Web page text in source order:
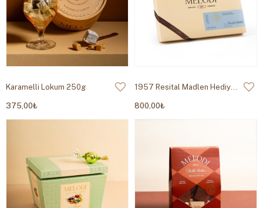
Karamelli Lokum 250g
375,00₺
1957 Resital Madlen Hediye Çikolata Kutusu 400g
800,00₺